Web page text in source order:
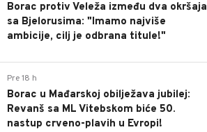
Borac protiv Veleža između dva okršaja
sa Bjelorusima: "Imamo najviše
ambicije, cilj je odbrana titule!"
Pre 18 h
Borac u Mađarskoj obilježava jubilej:
Revanš sa ML Vitebskom biće 50.
nastup crveno-plavih u Evropi!